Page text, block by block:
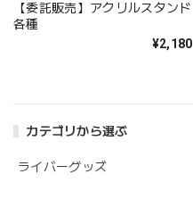
カテゴリから選ぶ
ライバーグッズ
【委託販売】アクリルスタンド
各種
¥2,180